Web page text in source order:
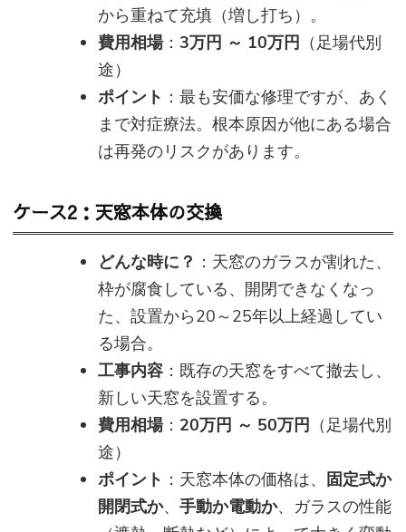
から重ねて充填（増し打ち）。
費用相場： 3万円 ～ 10万円 （足場代別
途）
ポイント ：最も安価な修理ですが、あく
まで対症療法。根本原因が他にある場合
は再発のリスクがあります。
ケース2：天窓本体の交換
どんな時に？ ：天窓のガラスが割れた、
枠が腐食している、開閉できなくなっ
た、設置から20～25年以上経過してい
る場合。
工事内容 ：既存の天窓をすべて撤去し、
新しい天窓を設置する。
費用相場： 20万円 ～ 50万円 （足場代別
途）
ポイント ：天窓本体の価格は、 固定式か
開閉式か、 手動か電動か、ガラスの性能